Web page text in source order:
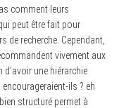
comment leurs
peut être fait pour
de recherche. Cependant,
vivement aux
une hiérarchie
ils ? eh
structuré permet à